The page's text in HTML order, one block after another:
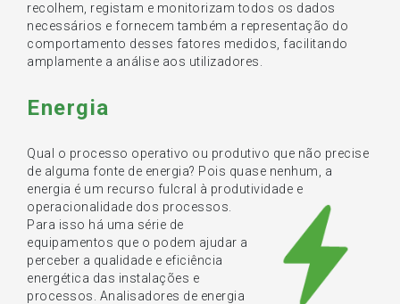
recolhem, registam e monitorizam todos os dados
necessários e fornecem também a representação do
comportamento desses fatores medidos, facilitando
amplamente a análise aos utilizadores.
Energia
Qual o processo operativo ou produtivo que não precise
de alguma fonte de energia? Pois quase nenhum, a
energia é um recurso fulcral à produtividade e
operacionalidade dos processos.
Para isso há uma série de
equipamentos que o podem ajudar a
perceber a qualidade e eficiência
energética das instalações e
processos. Analisadores de energia